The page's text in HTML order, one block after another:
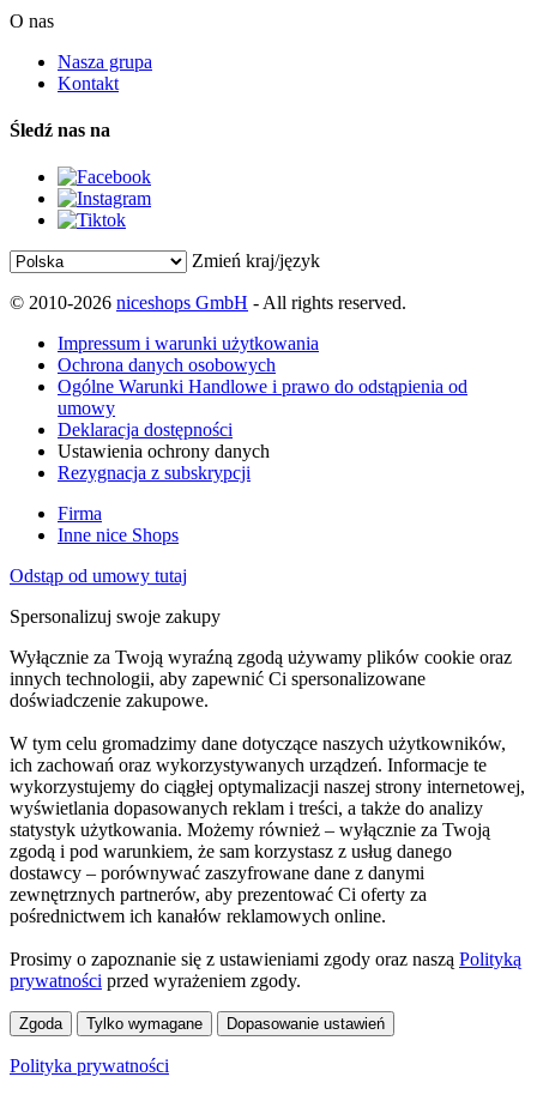
O nas
Nasza grupa
Kontakt
Śledź nas na
Zmień kraj/język
© 2010-2026 niceshops GmbH - All rights reserved.
Impressum i warunki użytkowania
Ochrona danych osobowych
Ogólne Warunki Handlowe i prawo do odstąpienia od
umowy
Deklaracja dostępności
Ustawienia ochrony danych
Rezygnacja z subskrypcji
Firma
Inne nice Shops
Odstąp od umowy tutaj
Spersonalizuj swoje zakupy
Wyłącznie za Twoją wyraźną zgodą używamy plików cookie oraz
innych technologii, aby zapewnić Ci spersonalizowane
doświadczenie zakupowe.
W tym celu gromadzimy dane dotyczące naszych użytkowników,
ich zachowań oraz wykorzystywanych urządzeń. Informacje te
wykorzystujemy do ciągłej optymalizacji naszej strony internetowej,
wyświetlania dopasowanych reklam i treści, a także do analizy
statystyk użytkowania. Możemy również – wyłącznie za Twoją
zgodą i pod warunkiem, że sam korzystasz z usług danego
dostawcy – porównywać zaszyfrowane dane z danymi
zewnętrznych partnerów, aby prezentować Ci oferty za
pośrednictwem ich kanałów reklamowych online.
Prosimy o zapoznanie się z ustawieniami zgody oraz naszą Polityką
prywatności przed wyrażeniem zgody.
Zgoda Tylko wymagane Dopasowanie ustawień
Polityka prywatności